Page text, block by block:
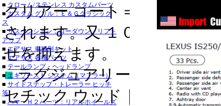
■クライスラー：３
セブリング_クロー
デュランゴ_クロー
・チャージャー_ク
■ クローム/ステンレス カスタムパーツ
■カスタム グリル：Ｅ＆Ｇクラシック
ス
■ サスペンション：ローダウン・リフト
アップ
■ エアサス 車種別キット
■ エアサス 各種パーツ
■ テールランプ・ヘッドランプ
■ エキゾースト システム（マフラー）
■ サイドステップ・トレーラー ヒッチ
等
■ ハマーＨ２パーツ：リアルホイールズ
クリアー コート＝表面にキ
されます。又 １００％紫外
せを抑えます。
■ ラグジュアリー/スポーテ
セチック ウッド｜リアル ウ